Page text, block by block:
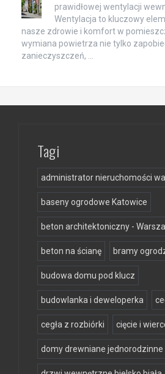
prawidłowej wentylacji
Wentylacja to kluczowy
nasze zdrowie i komfort w
wymiana powietrza nie tylko
zanieczyszczeń, …
Tagi
administrator nieruchomości
baseny ogrodowe Katowice
beton architektoniczny -
beton na ścianę bramy
budowa domu pod klucz
budowlanka i deweloperka
cegła z rozbiórki cięcie i
domy drewniane jednorodzinne